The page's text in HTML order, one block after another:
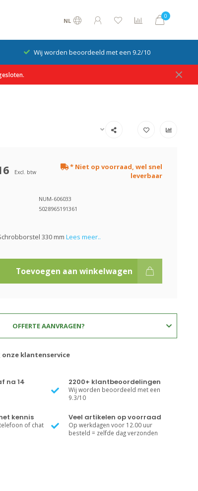
NL
0
Wij worden beoordeeld met een 9.2/10
Excl. btw
* Niet op voorraad, wel snel
leverbaar
NUM-606033
5028965191361
330 mm Lees meer..
Toevoegen aan winkelwagen
OFFERTE AANVRAGEN?
onze klantenservice
na 14 2200+ klantbeoordelingen
Wij worden beoordeeld met een
9.3/10
kennis
of chat
Veel artikelen op voorraad
Op werkdagen voor 12.00 uur
besteld = zelfde dag verzonden